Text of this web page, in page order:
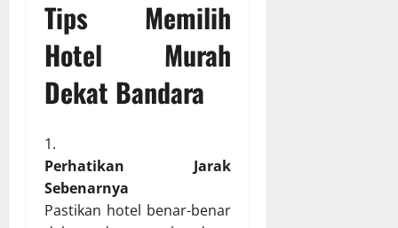
Tips Memilih
Hotel Murah
Dekat Bandara
Perhatikan Jarak
Sebenarnya
Pastikan hotel benar-benar